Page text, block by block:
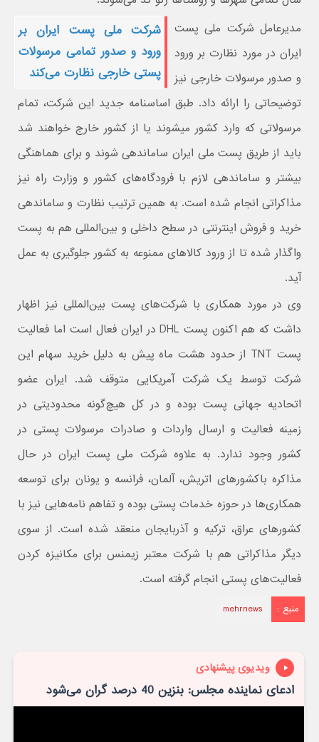
شرکت ملی پست ایران بر
ورود و صدور تمامی مرسولات
پستی خارجی نظارت می‌کند
مدیرعامل شرکت ملی پست
ایران در مورد نظارت بر ورود
و صدور مرسولات خارجی نیز
توضیحاتی را ارائه داد. طبق اساسنامه جدید این شرکت، تمام
مرسولاتی که وارد کشور میشوند یا از کشور خارج خواهند شد
باید از طریق پست ملی ایران ساماندهی شوند و برای هماهنگی
بیشتر و ساماندهی لازم با فرودگاه‌های کشور و وزارت راه نیز
مذاکراتی انجام شده است. به همین ترتیب نظارت و ساماندهی
خرید و فروش اینترنتی در سطح داخلی و بین‌المللی هم به پست
واگذار شده تا از ورود کالاهای ممنوعه به کشور جلوگیری به عمل
آید.
وی در مورد همکاری با شرکت‌های پست بین‌المللی نیز اظهار
داشت که هم اکنون پست DHL در ایران فعال است اما فعالیت
پست TNT از حدود هشت ماه پیش به دلیل خرید سهام این
شرکت توسط یک شرکت آمریکایی متوقف شد. ایران عضو
اتحادیه جهانی پست بوده و در کل هیچ‌گونه محدودیتی در
زمینه فعالیت و ارسال واردات و صادرات مرسولات پستی در
کشور وجود ندارد. به علاوه شرکت ملی پست ایران در حال
مذاکره باکشورهای اتریش، آلمان، فرانسه و یونان برای توسعه
همکاری‌ها در حوزه خدمات پستی بوده و تفاهم نامه‌هایی نیز با
کشورهای عراق، ترکیه و آذربایجان منعقد شده است. از سوی
دیگر مذاکراتی هم با شرکت معتبر زیمنس برای مکانیزه کردن
فعالیت‌های پستی انجام گرفته است.
منبع : mehrnews
ویدیوی پیشنهادی
ادعای نماینده مجلس: بنزین 40 درصد گران می‌شود